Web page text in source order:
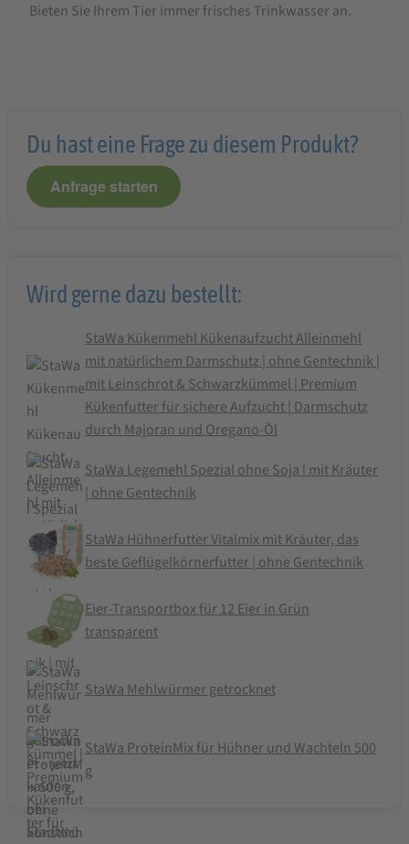
Bieten Sie Ihrem Tier immer frisches Trinkwasser an.
Du hast eine Frage zu diesem Produkt?
Anfrage starten
Wird gerne dazu bestellt:
StaWa Kükenmehl Kükenaufzucht Alleinmehl
mit natürlichem Darmschutz | ohne Gentechnik |
mit Leinschrot & Schwarzkümmel | Premium
Kükenfutter für sichere Aufzucht | Darmschutz
durch Majoran und Oregano-Öl
StaWa Legemehl Spezial ohne Soja | mit Kräuter
| ohne Gentechnik
StaWa Hühnerfutter Vitalmix mit Kräuter, das
beste Geflügelkörnerfutter | ohne Gentechnik
Eier-Transportbox für 12 Eier in Grün
transparent
StaWa Mehlwürmer getrocknet
StaWa ProteinMix für Hühner und Wachteln 500
g